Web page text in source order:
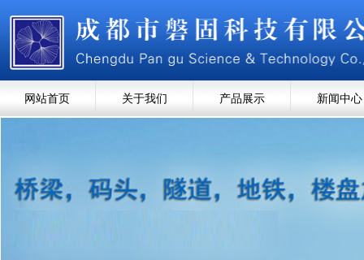
网站首页 关于我们 产品展示 新闻中心